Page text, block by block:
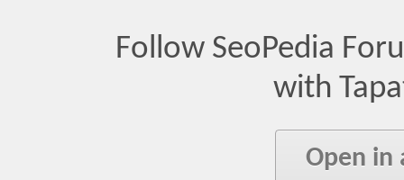
Follow SeoPedia
with
Open in